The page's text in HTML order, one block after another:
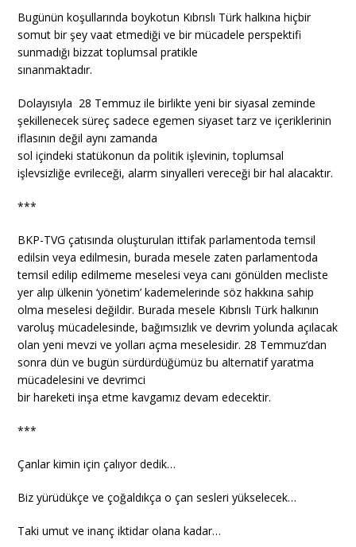
Bugünün koşullarında boykotun Kıbrıslı Türk halkına hiçbir
somut bir şey vaat etmediği ve bir mücadele perspektifi
sunmadığı bizzat toplumsal pratikle
sınanmaktadır.
Dolayısıyla 28 Temmuz ile birlikte yeni bir siyasal zeminde
şekillenecek süreç sadece egemen siyaset tarz ve içeriklerinin
iflasının değil aynı zamanda
sol içindeki statükonun da politik işlevinin, toplumsal
işlevsizliğe evrileceği, alarm sinyalleri vereceği bir hal alacaktır.
***
BKP-TVG çatısında oluşturulan ittifak parlamentoda temsil
edilsin veya edilmesin, burada mesele zaten parlamentoda
temsil edilip edilmeme meselesi veya canı gönülden mecliste
yer alıp ülkenin ‘yönetim’ kademelerinde söz hakkına sahip
olma meselesi değildir. Burada mesele Kıbrıslı Türk halkının
varoluş mücadelesinde, bağımsızlık ve devrim yolunda açılacak
olan yeni mevzi ve yolları açma meselesidir. 28 Temmuz’dan
sonra dün ve bugün sürdürdüğümüz bu alternatif yaratma
mücadelesini ve devrimci
bir hareketi inşa etme kavgamız devam edecektir.
***
Çanlar kimin için çalıyor dedik…
Biz yürüdükçe ve çoğaldıkça o çan sesleri yükselecek…
Taki umut ve inanç iktidar olana kadar…